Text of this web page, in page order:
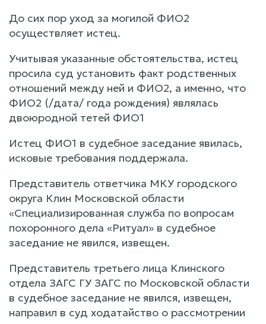
До сих пор уход за могилой ФИО2
осуществляет истец.
Учитывая указанные обстоятельства, истец
просила суд установить факт родственных
отношений между ней и ФИО2, а именно, что
ФИО2 (/дата/ года рождения) являлась
двоюродной тетей ФИО1
Истец ФИО1 в судебное заседание явилась,
исковые требования поддержала.
Представитель ответчика МКУ городского
округа Клин Московской области
«Специализированная служба по вопросам
похоронного дела «Ритуал» в судебное
заседание не явился, извещен.
Представитель третьего лица Клинского
отдела ЗАГС ГУ ЗАГС по Московской области
в судебное заседание не явился, извещен,
направил в суд ходатайство о рассмотрении